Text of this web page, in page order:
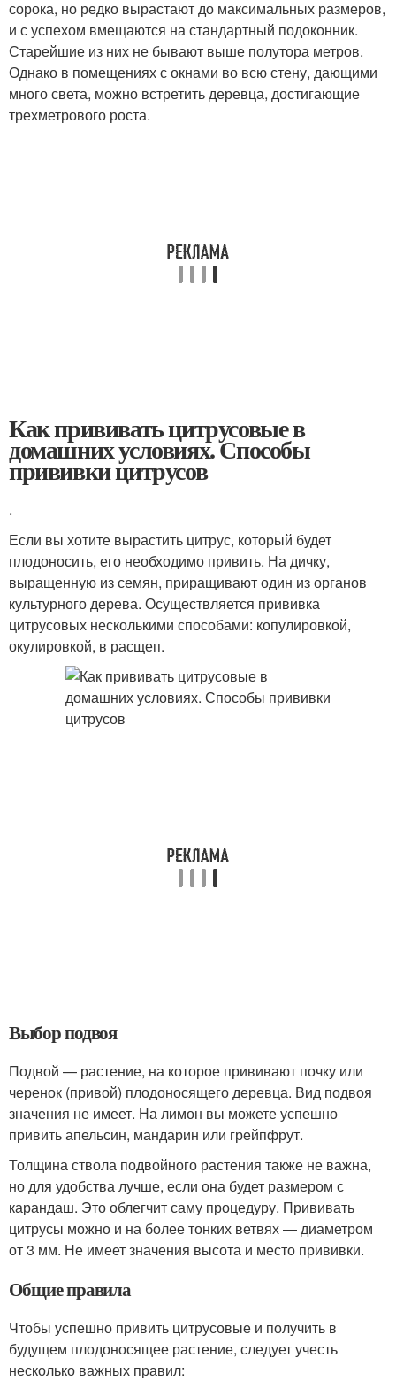
сорока, но редко вырастают до максимальных размеров,
и с успехом вмещаются на стандартный подоконник.
Старейшие из них не бывают выше полутора метров.
Однако в помещениях с окнами во всю стену, дающими
много света, можно встретить деревца, достигающие
трехметрового роста.
Как прививать цитрусовые в
домашних условиях. Способы
прививки цитрусов
.
Если вы хотите вырастить цитрус, который будет
плодоносить, его необходимо привить. На дичку,
выращенную из семян, приращивают один из органов
культурного дерева. Осуществляется прививка
цитрусовых несколькими способами: копулировкой,
окулировкой, в расщеп.
Выбор подвоя
Подвой — растение, на которое прививают почку или
черенок (привой) плодоносящего деревца. Вид подвоя
значения не имеет. На лимон вы можете успешно
привить апельсин, мандарин или грейпфрут.
Толщина ствола подвойного растения также не важна,
но для удобства лучше, если она будет размером с
карандаш. Это облегчит саму процедуру. Прививать
цитрусы можно и на более тонких ветвях — диаметром
от 3 мм. Не имеет значения высота и место прививки.
Общие правила
Чтобы успешно привить цитрусовые и получить в
будущем плодоносящее растение, следует учесть
несколько важных правил: